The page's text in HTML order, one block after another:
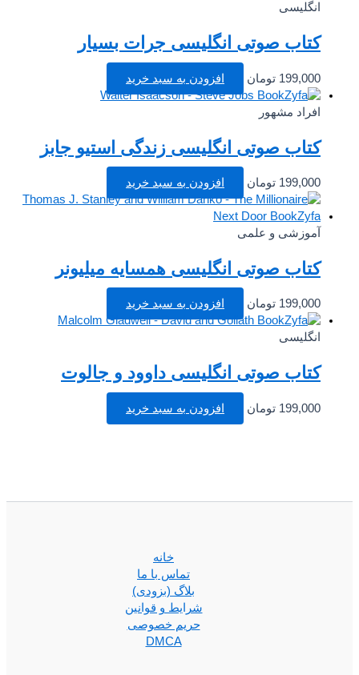
انگلیسی
کتاب صوتی انگلیسی جرات بسیار
199,000 تومان افزودن به سبد خرید
افراد مشهور
کتاب صوتی انگلیسی زندگی استیو جابز
199,000 تومان افزودن به سبد خرید
آموزشی و علمی
کتاب صوتی انگلیسی همسایه میلیونر
199,000 تومان افزودن به سبد خرید
انگلیسی
کتاب صوتی انگلیسی داوود و جالوت
199,000 تومان افزودن به سبد خرید
تماس با ما
بلاگ (بزودی)
شرایط و قوانین
حریم خصوصی
DMCA